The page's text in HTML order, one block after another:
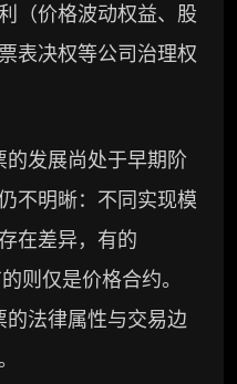
（价格波动权益、股
表决权等公司治理权
发展尚处于早期阶
不明晰：不同实现模
在差异，有的
则仅是价格合约。
法律属性与交易边